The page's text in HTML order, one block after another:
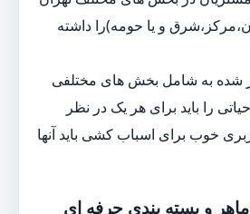
و یا حومه)را داشته
شده به شامل بخش های مختلفی
را باید برای هر یک در نظر
خوب برای اسباب کشی باید آنها
ماهر و بسته بندی حرفه ای